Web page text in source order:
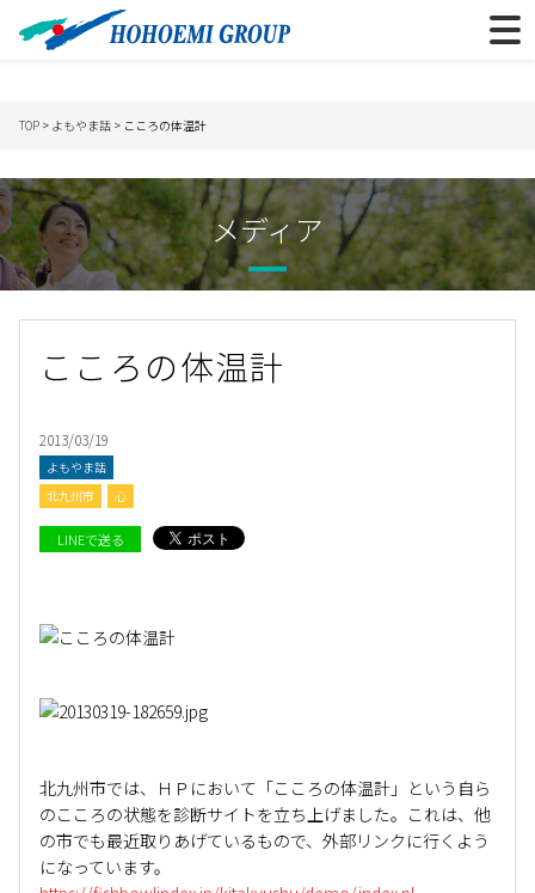
TOP > よもやま話 > こころの体温計
メディア
こころの体温計
2013/03/19
よもやま話
北九州市
心
LINEで送る
北九州市では、ＨＰにおいて「こころの体温計」という自ら
のこころの状態を診断サイトを立ち上げました。これは、他
の市でも最近取りあげているもので、外部リンクに行くよう
になっています。